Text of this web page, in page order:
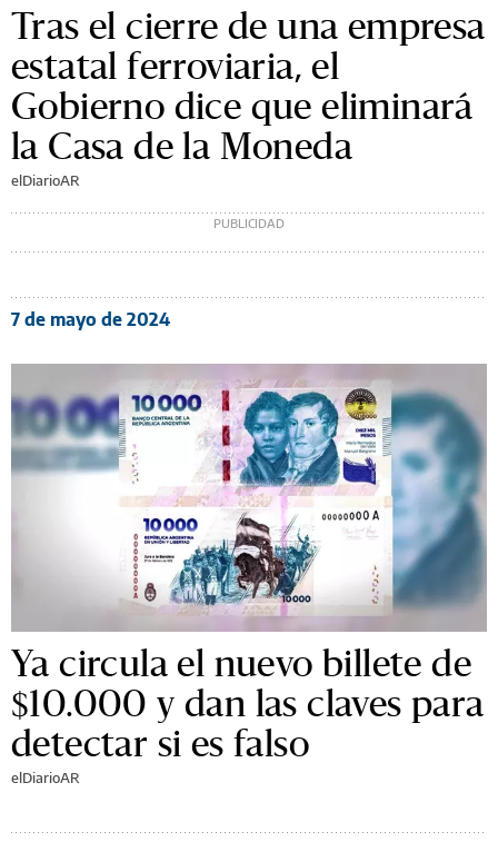
Tras el cierre de una empresa
estatal ferroviaria, el
Gobierno dice que eliminará
la Casa de la Moneda
elDiarioAR
7 de mayo de 2024
Ya circula el nuevo billete de
$10.000 y dan las claves para
detectar si es falso
elDiarioAR